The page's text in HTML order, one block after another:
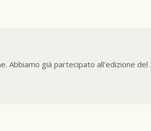
Abbiamo già partecipato all'edizione